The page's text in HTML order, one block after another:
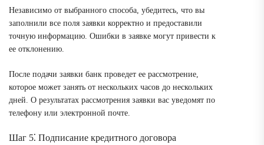
Независимо от выбранного способа, убедитесь, что вы
заполнили все поля заявки корректно и предоставили
точную информацию. Ошибки в заявке могут привести к
ее отклонению.
После подачи заявки банк проведет ее рассмотрение,
которое может занять от нескольких часов до нескольких
дней. О результатах рассмотрения заявки вас уведомят по
телефону или электронной почте.
Шаг 5⁚ Подписание кредитного договора